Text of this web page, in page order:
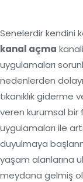
Senelerdir kendini
kanal açma
uygulamaları
nedenlerden
tıkanıklık
veren kurumsal bir
uygulamaları ile
duyulmaya
yaşam alanlarına
meydana gelmiş